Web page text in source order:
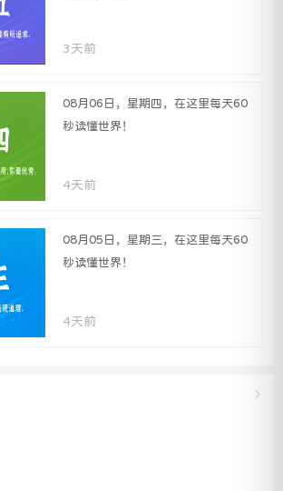
3天前
08月06日，星期四，在这里每天60
秒读懂世界！
4天前
08月05日，星期三，在这里每天60
秒读懂世界！
4天前